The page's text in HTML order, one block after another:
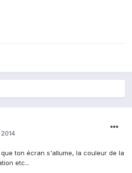
ton écran s'allume, la couleur de la
etc...